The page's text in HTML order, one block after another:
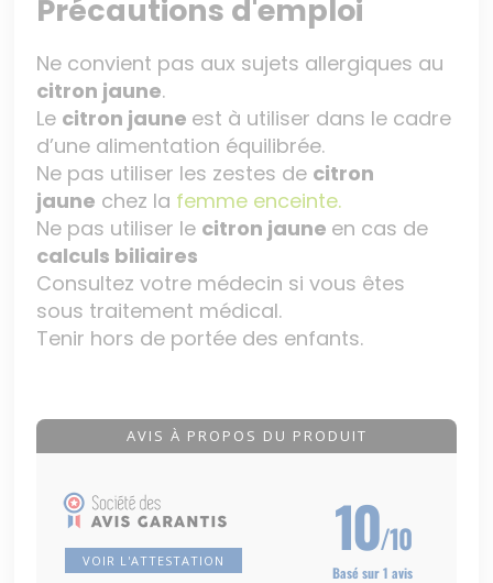
Précautions d'emploi
Ne convient pas aux sujets allergiques au
citron jaune.
Le citron jaune est à utiliser dans le cadre
d’une alimentation équilibrée.
Ne pas utiliser les zestes de citron
jaune chez la femme enceinte.
Ne pas utiliser le citron jaune en cas de
calculs biliaires
Consultez votre médecin si vous êtes
sous traitement médical.
Tenir hors de portée des enfants.
AVIS À PROPOS DU PRODUIT
VOIR L'ATTESTATION 10/10
Basé sur 1 avis